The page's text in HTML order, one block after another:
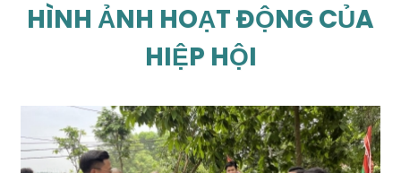
HÌNH ẢNH HOẠT ĐỘNG CỦA
HIỆP HỘI